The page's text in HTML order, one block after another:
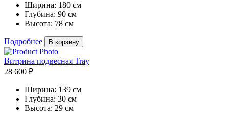
Ширина: 180 см
Глубина: 90 см
Высота: 78 см
Подробнее В корзину
Витрина подвесная Tray
28 600 ₽
Ширина: 139 см
Глубина: 30 см
Высота: 29 см